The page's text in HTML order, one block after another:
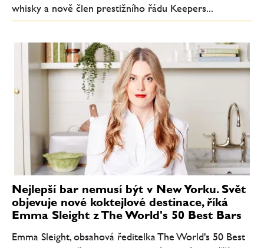
whisky a nově člen prestižního řádu Keepers...
Nejlepší bar nemusí být v New Yorku. Svět
objevuje nové koktejlové destinace, říká
Emma Sleight z The World's 50 Best Bars
Emma Sleight, obsahová ředitelka The World's 50 Best